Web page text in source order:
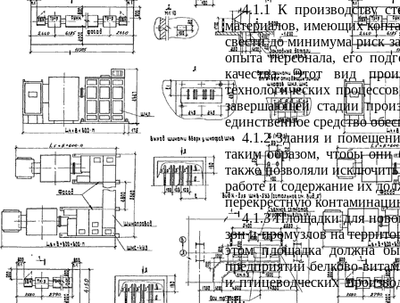
4.1.1 К производству
материалов, имеющих
свести до минимума риск
опыта персонала, его
качества. Этот вид
технологических
завершающей стадии
единственное средство
4.1.2Здания и
таким образом, чтобы они
также позволяли
работе и содержание их
перекрестную
4.1.3 Площадки для
зон и промузлов на
этом площадка должна
предприятий белково-
и птицеводческих
т.п.